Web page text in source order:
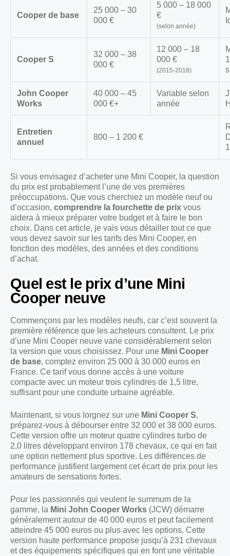
Cooper de base
25 000 – 30
000 €
5 000 – 18 000
€
(selon année)
Cooper S
32 000 – 38
000 €
12 000 – 18
000 €
(2015-2018)
John Cooper
Works
40 000 – 45
000 €+
Variable selon
année
Entretien
annuel
800 – 1 200 €
Si vous envisagez d’acheter une Mini Cooper, la question
du prix est probablement l’une de vos premières
préoccupations. Que vous cherchiez un modèle neuf ou
d’occasion, comprendre la fourchette de prix vous
aidera à mieux préparer votre budget et à faire le bon
choix. Dans cet article, je vais vous détailler tout ce que
vous devez savoir sur les tarifs des Mini Cooper, en
fonction des modèles, des années et des conditions
d’achat.
Quel est le prix d’une Mini
Cooper neuve
Commençons par les modèles neufs, car c’est souvent la
première référence que les acheteurs consultent. Le prix
d’une Mini Cooper neuve varie considérablement selon
la version que vous choisissez. Pour une Mini Cooper
de base, comptez environ 25 000 à 30 000 euros en
France. Ce tarif vous donne accès à une voiture
compacte avec un moteur trois cylindres de 1,5 litre,
suffisant pour une conduite urbaine agréable.
Maintenant, si vous lorgnez sur une Mini Cooper S,
préparez-vous à débourser entre 32 000 et 38 000 euros.
Cette version offre un moteur quatre cylindres turbo de
2,0 litres développant environ 178 chevaux, ce qui en fait
une option nettement plus sportive. Les différences de
performance justifient largement cet écart de prix pour les
amateurs de sensations fortes.
Pour les passionnés qui veulent le summum de la
gamme, la Mini John Cooper Works (JCW) démarre
généralement autour de 40 000 euros et peut facilement
atteindre 45 000 euros ou plus avec les options. Cette
version haute performance propose jusqu’à 231 chevaux
et des équipements spécifiques qui en font une véritable